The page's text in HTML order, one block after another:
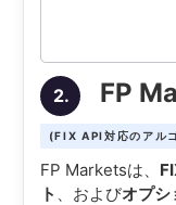
2. FP
(FIX API対応のアル
FP Marketsは、
ト 、およびオプシ